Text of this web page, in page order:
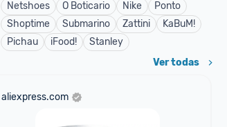
Netshoes
O Boticario Nike
Ponto
Shoptime
Submarino Zattini
KaBuM!
Pichau
iFood! Stanley
Ver todas
aliexpress.com